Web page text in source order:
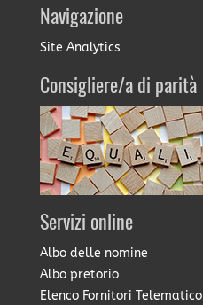
Navigazione
Site Analytics
Consigliere/a di parità
Servizi online
Albo delle nomine
Albo pretorio
Elenco Fornitori Telematico